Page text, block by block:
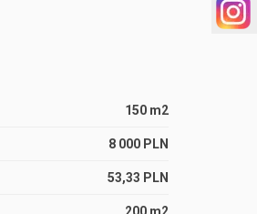
150 m2
8 000 PLN
53,33 PLN